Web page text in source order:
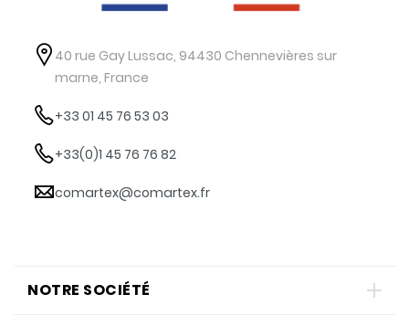
40 rue Gay Lussac, 94430 Chennevières sur
marne, France
+33 01 45 76 53 03
+33(0)1 45 76 76 82
comartex@comartex.fr
NOTRE SOCIÉTÉ